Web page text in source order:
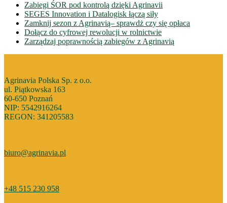
Zabiegi ŚOR pod kontrolą dzięki Agrinavii
SEGES Innovation i Datalogisk łączą siły
Zamknij sezon z Agrinavią– sprawdż czy się opłaca
Dołącz do cyfrowej rewolucji w rolnictwie
Zarządzaj poprawnością zabiegów z Agrinavią
Agrinavia Polska Sp. z o.o.
ul. Piątkowska 163
60-650 Poznań
NIP: 5542916264
REGON: 341205583
biuro@agrinavia.pl
+48 515 230 958